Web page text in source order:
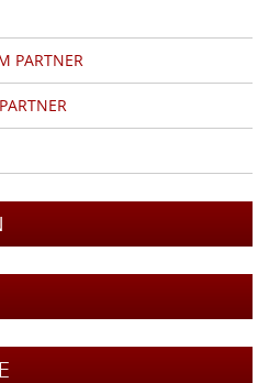
PARTNER